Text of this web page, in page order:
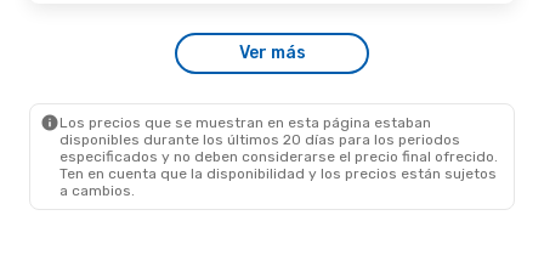
Ver más
Los precios que se muestran en esta página estaban
disponibles durante los últimos 20 días para los periodos
especificados y no deben considerarse el precio final ofrecido.
Ten en cuenta que la disponibilidad y los precios están sujetos
a cambios.